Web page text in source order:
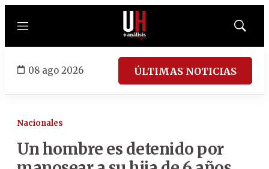
Menú
Mostrar
08 ago 2026 ÚLTIMAS NOTICIAS
Nacionales
Un hombre es detenido por